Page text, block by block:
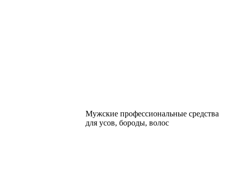
Мужские профессиональные средства
для усов, бороды, волос